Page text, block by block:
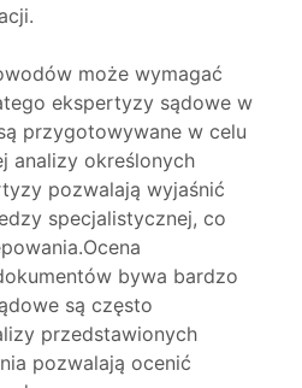
może wymagać
ekspertyzy sądowe w
przygotowywane w celu
analizy określonych
pozwalają wyjaśnić
specjalistycznej, co
bywa bardzo
są często
przedstawionych
pozwalają ocenić